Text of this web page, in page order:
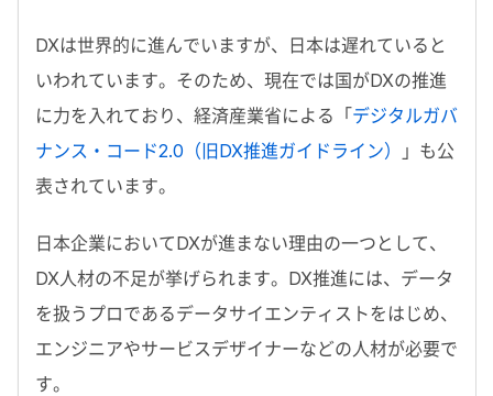
DXは世界的に進んでいますが、日本は遅れていると
いわれています。そのため、現在では国がDXの推進
に力を入れており、経済産業省による「デジタルガバ
ナンス・コード2.0（旧DX推進ガイドライン）
」も公
表されています。
日本企業においてDXが進まない理由の一つとして、
DX人材の不足が挙げられます。DX推進には、データ
を扱うプロであるデータサイエンティストをはじめ、
エンジニアやサービスデザイナーなどの人材が必要で
す。